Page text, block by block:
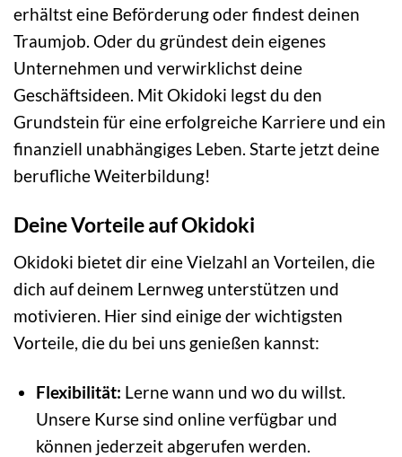
erhältst eine Beförderung oder findest deinen
Traumjob. Oder du gründest dein eigenes
Unternehmen und verwirklichst deine
Geschäftsideen. Mit Okidoki legst du den
Grundstein für eine erfolgreiche Karriere und ein
finanziell unabhängiges Leben. Starte jetzt deine
berufliche Weiterbildung!
Deine Vorteile auf Okidoki
Okidoki bietet dir eine Vielzahl an Vorteilen, die
dich auf deinem Lernweg unterstützen und
motivieren. Hier sind einige der wichtigsten
Vorteile, die du bei uns genießen kannst:
Flexibilität: Lerne wann und wo du willst.
Unsere Kurse sind online verfügbar und
können jederzeit abgerufen werden.